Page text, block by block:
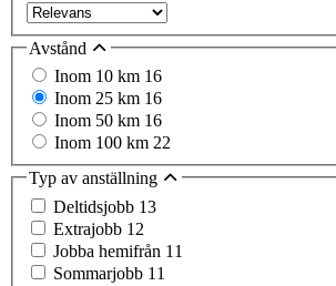
Avstånd
Inom 10 km 16
Inom 25 km 16
Inom 50 km 16
Inom 100 km 22
Typ av anställning
Deltidsjobb 13
Extrajobb 12
Jobba hemifrån 11
Sommarjobb 11